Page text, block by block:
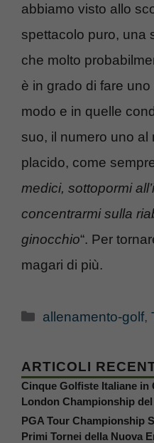
abbiamo visto allo
spettacolo puro, una
che molto
è in grado di fare uno
modo e in quelle
suo, il numero uno
placido, come
medici, sottopormi
concentrarmi sulla
ginocchio“. Per
magari di più.
Categorie
allenamento-golf,
ARTICOLI
Cinque Golfiste Italiane in
London Championship
PGA Tour Championship
Primi Tornei della Nuova